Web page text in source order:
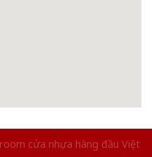
cửa nhựa hàng đầu Việt